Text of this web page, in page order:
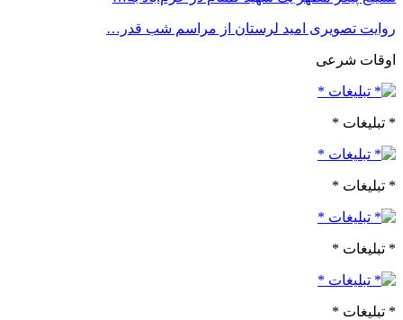
روایت تصویری امید لرستان از مراسم شب قدر…
اوقات شرعی
* تبلیغات *
* تبلیغات *
* تبلیغات *
* تبلیغات *